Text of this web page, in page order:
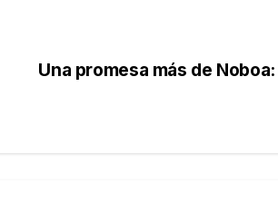
Una promesa más de